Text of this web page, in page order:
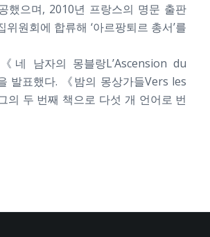
했으며, 2010년 프랑스의 명문 출판
원회에 합류해 ‘아르팡퇴르 총서’를
네 남자의 몽블랑L’Ascension du
발표했다. 《밤의 몽상가들Vers les
의 두 번째 책으로 다섯 개 언어로 번